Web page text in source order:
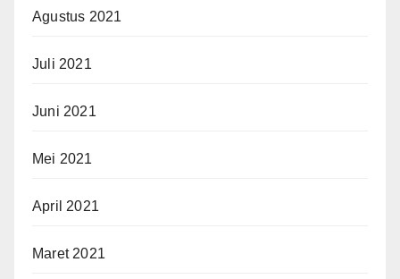
Agustus 2021
Juli 2021
Juni 2021
Mei 2021
April 2021
Maret 2021